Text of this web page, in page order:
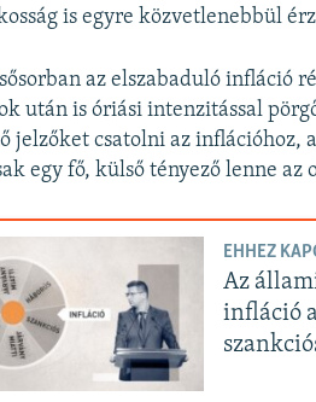
is egyre közvetlenebbül
az elszabaduló infláció
után is óriási intenzitással
jelzőket csatolni az inflációhoz,
egy fő, külső tényező lenne az
EHHEZ
Az
infláció